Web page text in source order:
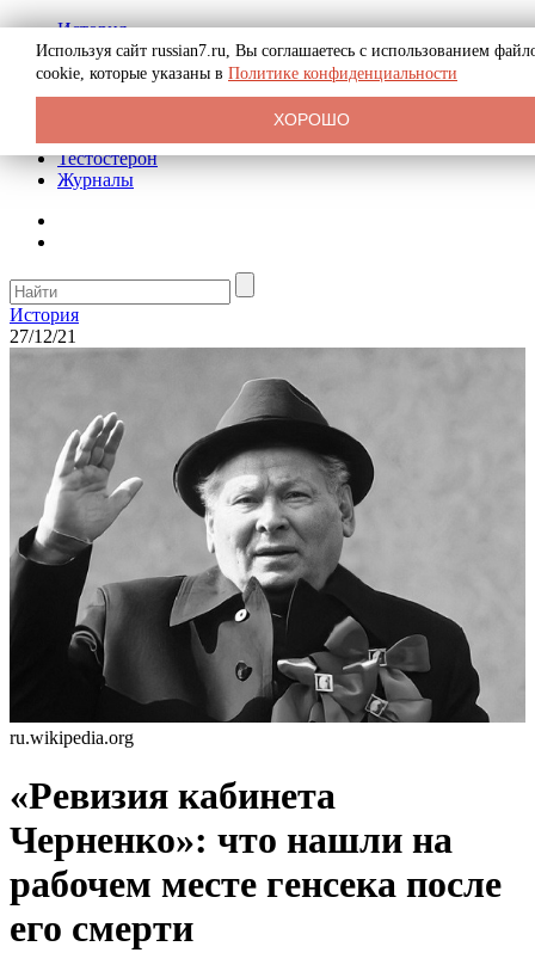
История
Биография
Криминал
Реклама на сайте
Тестостерон
Журналы
История
27/12/21
ru.wikipedia.org
«Ревизия кабинета
Черненко»: что нашли на
рабочем месте генсека после
его смерти
Используя сайт russian7.ru, Вы соглашаетесь с использованием
cookie, которые указаны в Политике конфиденциальности
ХОРОШО